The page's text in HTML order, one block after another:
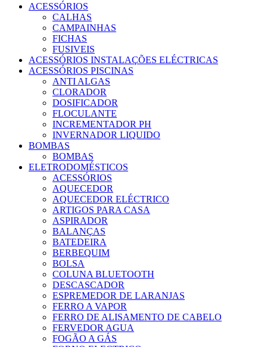
ACESSÓRIOS
CALHAS
CAMPAINHAS
FICHAS
FUSIVEIS
ACESSÓRIOS INSTALAÇÕES ELÉCTRICAS
ACESSÓRIOS PISCINAS
ANTI ALGAS
CLORADOR
DOSIFICADOR
FLOCULANTE
INCREMENTADOR PH
INVERNADOR LIQUIDO
BOMBAS
BOMBAS
ELETRODOMÉSTICOS
ACESSÓRIOS
AQUECEDOR
AQUECEDOR ELÉCTRICO
ARTIGOS PARA CASA
ASPIRADOR
BALANÇAS
BATEDEIRA
BERBEQUIM
BOLSA
COLUNA BLUETOOTH
DESCASCADOR
ESPREMEDOR DE LARANJAS
FERRO A VAPOR
FERRO DE ALISAMENTO DE CABELO
FERVEDOR AGUA
FOGÃO A GÁS